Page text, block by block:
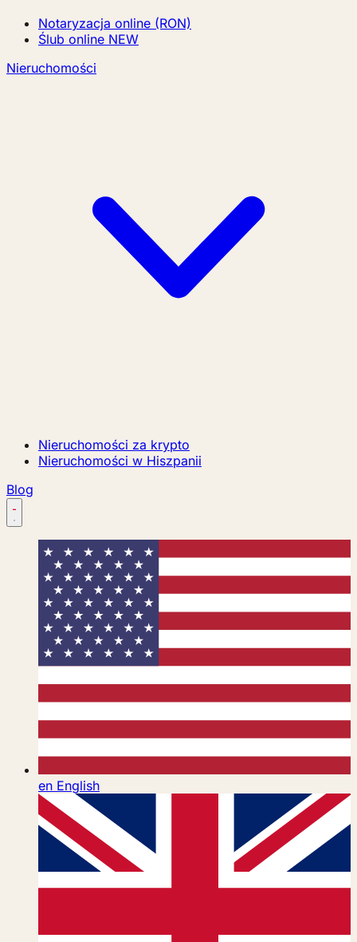
Notaryzacja online (RON)
Ślub online NEW
Nieruchomości
Nieruchomości za krypto
Nieruchomości w Hiszpanii
Blog
en English